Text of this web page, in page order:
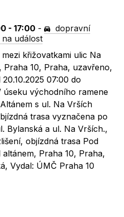
- 17:00 -
dopravní
událost
křižovatkami ulic Na
Praha 10, Praha, uzavřeno,
07:00 do
úseku východního ramene
s ul. Na Vrších
trasa vyznačena po
Bylanská a ul. Na Vrších.,
objízdná trasa Pod
Praha 10, Praha,
Vydal: ÚMČ Praha 10